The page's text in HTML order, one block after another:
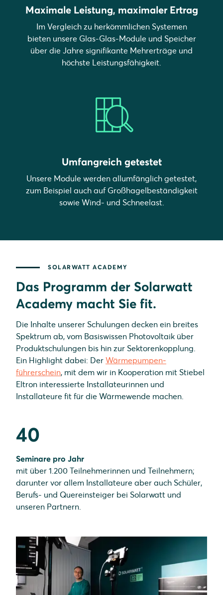
Maximale Leistung, maximaler Ertrag
Im Vergleich zu herkömmlichen Systemen
bieten unsere Glas-Glas-Module und Speicher
über die Jahre signifikante Mehrerträge und
höchste Leistungsfähigkeit.
Umfangreich getestet
Unsere Module werden allumfänglich getestet,
zum Beispiel auch auf Großhagelbeständigkeit
sowie Wind- und Schneelast.
SOLARWATT ACADEMY
Das Programm der Solarwatt
Academy macht Sie fit.
Die Inhalte unserer Schulungen decken ein breites
Spektrum ab, vom Basiswissen Photovoltaik über
Produkt­schulungen bis hin zur Sektorenkopplung.
Ein Highlight dabei: Der Wärme­pumpen­
führerschein, mit dem wir in Kooperation mit Stiebel
Eltron interessierte Installateurinnen und
Installateure fit für die Wärmewende machen.
40
Seminare pro Jahr
mit über 1.200 Teilnehmerinnen und Teilnehmern;
darunter vor allem Installateure aber auch Schüler,
Berufs- und Quereinsteiger bei Solarwatt und
unseren Partnern.